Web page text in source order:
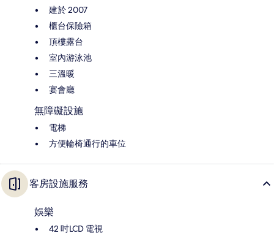
建於 2007
櫃台保險箱
頂樓露台
室內游泳池
三溫暖
宴會廳
無障礙設施
電梯
方便輪椅通行的車位
客房設施服務
娛樂
42 吋LCD 電視